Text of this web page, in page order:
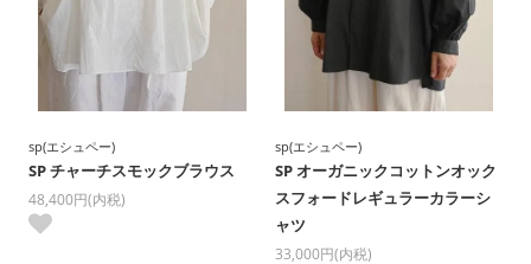
sp(エシュペー)
SP チャーチスモックブラウス
48,400円(内税)
sp(エシュペー)
SP オーガニックコットンオック
スフォードレギュラーカラーシ
ャツ
33,000円(内税)